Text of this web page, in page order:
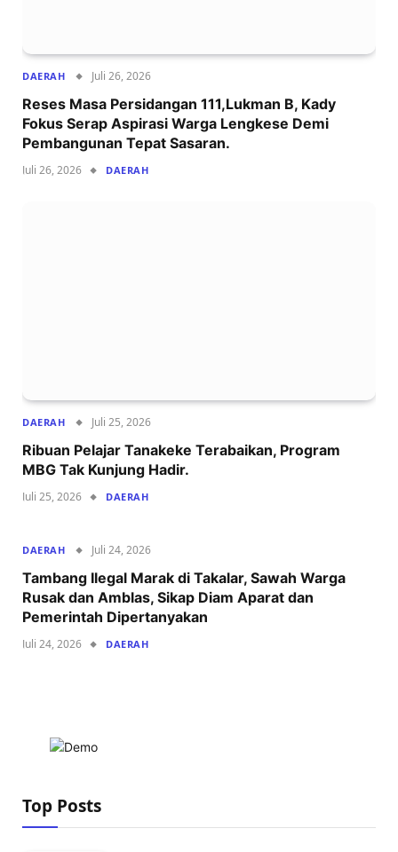
DAERAH Juli 26, 2026
Reses Masa Persidangan 111,Lukman B, Kady
Fokus Serap Aspirasi Warga Lengkese Demi
Pembangunan Tepat Sasaran.
Juli 26, 2026 DAERAH
DAERAH Juli 25, 2026
‍Ribuan Pelajar Tanakeke Terabaikan, Program
MBG Tak Kunjung Hadir.
Juli 25, 2026 DAERAH
DAERAH Juli 24, 2026
Tambang Ilegal Marak di Takalar, Sawah Warga
Rusak dan Amblas, Sikap Diam Aparat dan
Pemerintah Dipertanyakan
Juli 24, 2026 DAERAH
Top Posts